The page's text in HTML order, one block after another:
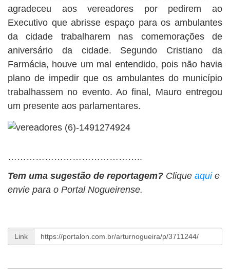
agradeceu aos vereadores por pedirem ao
Executivo que abrisse espaço para os ambulantes
da cidade trabalharem nas comemorações de
aniversário da cidade. Segundo Cristiano da
Farmácia, houve um mal entendido, pois não havia
plano de impedir que os ambulantes do município
trabalhassem no evento. Ao final, Mauro entregou
um presente aos parlamentares.
……………………………………..
Tem uma sugestão de reportagem? Clique aqui e
envie para o Portal Nogueirense.
Link